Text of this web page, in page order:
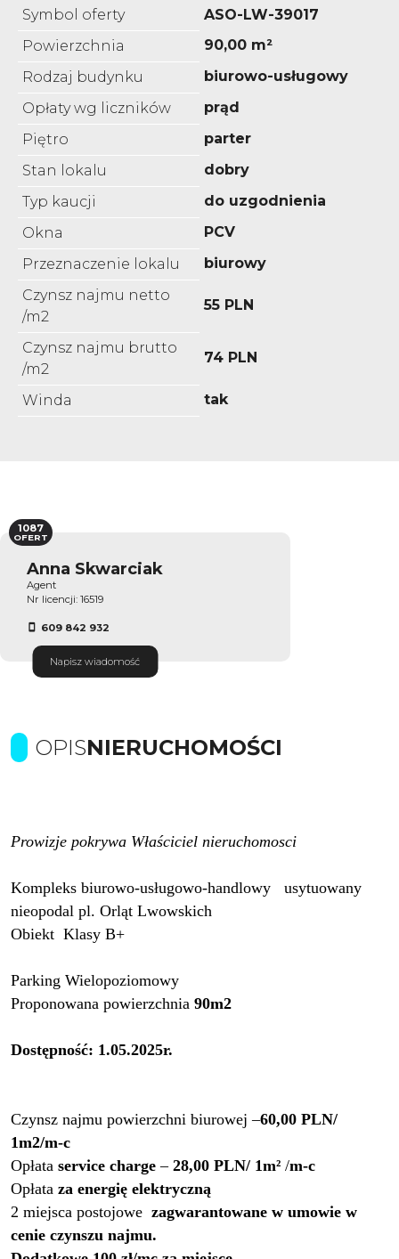
Symbol oferty
ASO-LW-39017
Powierzchnia
90,00 m²
Rodzaj budynku
biurowo-usługowy
Opłaty wg liczników
prąd
Piętro
parter
Stan lokalu
dobry
Typ kaucji
do uzgodnienia
Okna
PCV
Przeznaczenie lokalu
biurowy
Czynsz najmu netto
/m2
55 PLN
Czynsz najmu brutto
/m2
74 PLN
Winda tak
Anna Skwarciak
Agent
Nr licencji: 16519
609 842 932
Napisz wiadomość
1087
OFERT
OPISNIERUCHOMOŚCI
Prowizje pokrywa Właściciel nieruchomosci
Kompleks biurowo-usługowo-handlowy usytuowany
nieopodal pl. Orląt Lwowskich
Obiekt Klasy B+
Parking Wielopoziomowy
Proponowana powierzchnia 90m2
Dostępność: 1.05.2025r.
Czynsz najmu powierzchni biurowej –60,00 PLN/
1m2/m-c
Opłata service charge –28,00 PLN/ 1m² /m-c
Opłata za energię elektryczną
2 miejsca postojowe zagwarantowane w umowie w
cenie czynszu najmu.